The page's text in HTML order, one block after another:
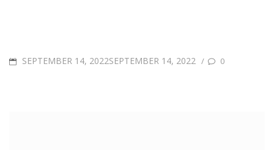
POSTEDSEPTEMBER 14, 2022SEPTEMBER 14, 2022 / 0